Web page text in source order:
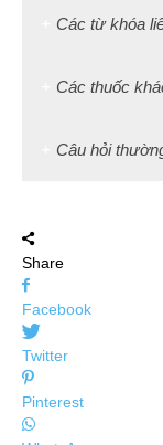
Các từ khóa
Các thuốc
Câu hỏi
Share
Facebook
Twitter
Pinterest